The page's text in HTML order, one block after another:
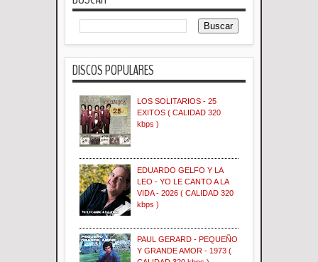
DISCOS POPULARES
LOS SOLITARIOS - 25
EXITOS ( CALIDAD 320
kbps )
EDUARDO GELFO Y LA
LEO - YO LE CANTO A LA
VIDA - 2026 ( CALIDAD 320
kbps )
PAUL GERARD - PEQUEÑO
Y GRANDE AMOR - 1973 (